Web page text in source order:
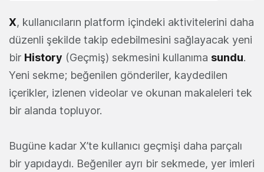
X, kullanıcıların platform içindeki aktivitelerini daha
düzenli şekilde takip edebilmesini sağlayacak yeni
bir History (Geçmiş) sekmesini kullanıma sundu.
Yeni sekme; beğenilen gönderiler, kaydedilen
içerikler, izlenen videolar ve okunan makaleleri tek
bir alanda topluyor.
Bugüne kadar X’te kullanıcı geçmişi daha parçalı
bir yapıdaydı. Beğeniler ayrı bir sekmede, yer imleri